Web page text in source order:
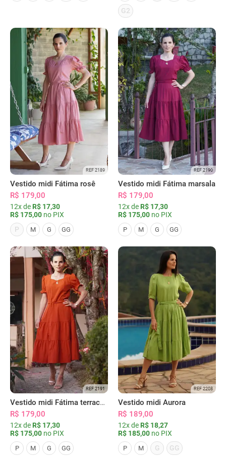
G2
REF 2189
Vestido midi Fátima rosê
R$ 179,00
12x de R$ 17,30
R$ 175,00 no PIX
P
M G GG
REF 2190
Vestido midi Fátima marsala
R$ 179,00
12x de R$ 17,30
R$ 175,00 no PIX
P M G GG
REF 2191
Vestido midi Fátima terracota
R$ 179,00
12x de R$ 17,30
R$ 175,00 no PIX
P M G GG
REF 2208
Vestido midi Aurora
R$ 189,00
12x de R$ 18,27
R$ 185,00 no PIX
P M G GG